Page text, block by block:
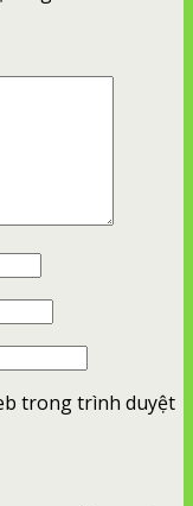
trong trình duyệt